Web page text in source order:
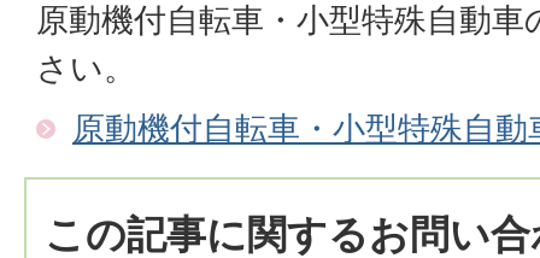
原動機付自転車・小型特殊自動
さい。
原動機付自転車・小型特殊自動
この記事に関するお問い